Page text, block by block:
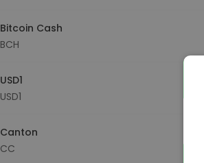
Bitcoin Cash
BCH
USD1
USD1
Canton
CC